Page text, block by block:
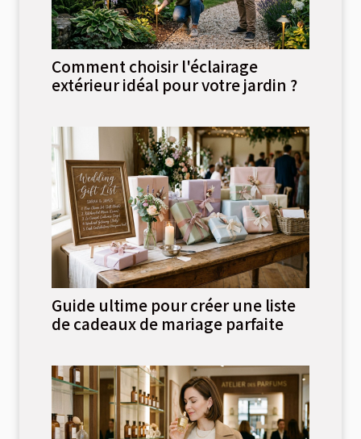
Comment choisir l'éclairage
extérieur idéal pour votre jardin ?
Guide ultime pour créer une liste
de cadeaux de mariage parfaite